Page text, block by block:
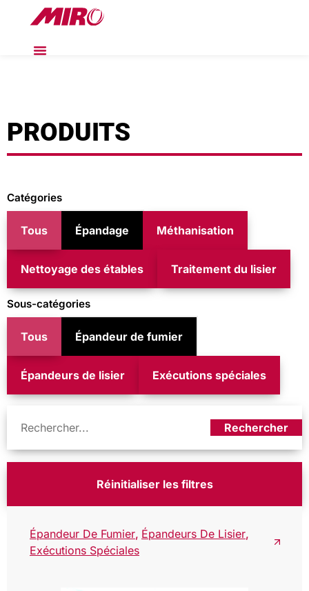
PRODUITS
Catégories
Tous Épandage Méthanisation
Nettoyage des étables Traitement du lisier
Sous-catégories
Tous Épandeur de fumier
Épandeurs de lisier Exécutions spéciales
Rechercher
Réinitialiser les filtres
Épandeur De Fumier, Épandeurs De Lisier,
Exécutions Spéciales